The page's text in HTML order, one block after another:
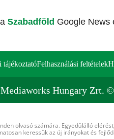
Szabadföld Google News
tájékoztatóFelhasználási feltételek
Hungary Zrt.
olvasó számára. Egyedülálló
keressük az új irányokat és